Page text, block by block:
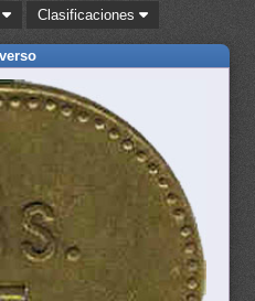
Clasificaciones